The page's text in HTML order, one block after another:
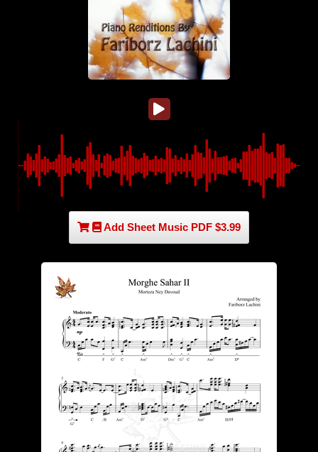
Add Sheet Music PDF $3.99